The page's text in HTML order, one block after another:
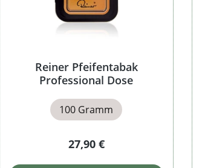
Reiner Pfeifentabak
Professional Dose
100 Gramm
Regulärer Preis:
27,90 €